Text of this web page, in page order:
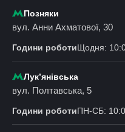
Позняки
вул. Анни Ахматової, 30
Години роботиЩодня:
Лукʼянівська
вул. Полтавська, 5
Години роботиПН-СБ: